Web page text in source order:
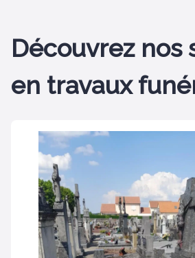
Découvrez nos
en travaux